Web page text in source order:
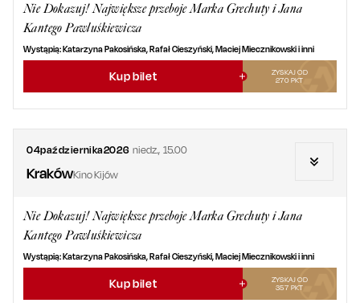
Nie Dokazuj! Największe przeboje Marka Grechuty i Jana
Kantego Pawluśkiewicza
Wystąpią: Katarzyna Pakosińska, Rafał Cieszyński, Maciej Miecznikowski i inni
Kup bilet
ZYSKAJ OD
270 PKT
04października2026 niedz.,15.00
KrakówKino Kijów
Nie Dokazuj! Największe przeboje Marka Grechuty i Jana
Kantego Pawluśkiewicza
Wystąpią: Katarzyna Pakosińska, Rafał Cieszyński, Maciej Miecznikowski i inni
Kup bilet
ZYSKAJ OD
357 PKT